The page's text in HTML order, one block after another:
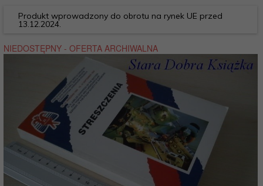
Produkt wprowadzony do obrotu na rynek UE przed
13.12.2024.